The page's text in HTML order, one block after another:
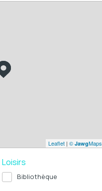
Leaflet | © JawgMaps
Loisirs
Bibliothèque